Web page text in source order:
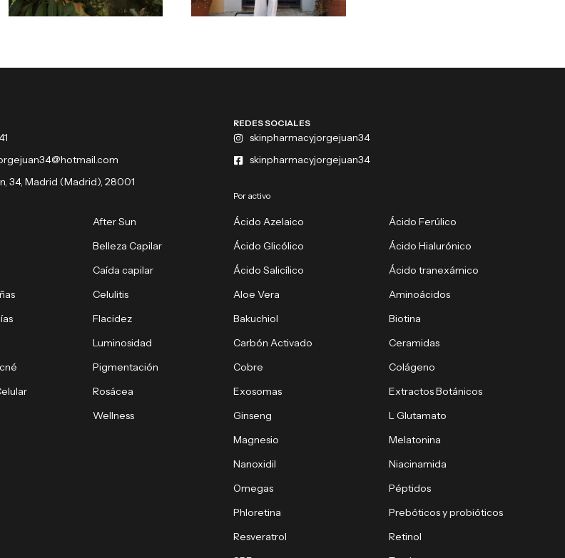
34, Madrid (Madrid), 28001
REDES SOCIALES
skinpharmacyjorgejuan34
skinpharmacyjorgejuan34
After Sun
Belleza Capilar
Caída capilar
Celulitis
Flacidez
Luminosidad
Pigmentación
Rosácea
Wellness
Por activo
Ácido Azelaico
Ácido Ferúlico
Ácido Glicólico
Ácido Hialurónico
Ácido Salicílico
Ácido tranexámico
Aloe Vera
Aminoácidos
Bakuchiol
Biotina
Carbón Activado
Ceramidas
Cobre
Colágeno
Exosomas
Extractos Botánicos
Ginseng
L Glutamato
Magnesio
Melatonina
Nanoxidil
Niacinamida
Omegas
Péptidos
Phloretina
Prebóticos y probióticos
Resveratrol
Retinol